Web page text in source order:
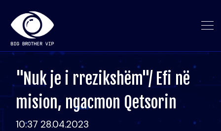
"Nuk je i rrezikshëm"/ Efi në
mision, ngacmon Qetsorin
10:37 28.04.2023